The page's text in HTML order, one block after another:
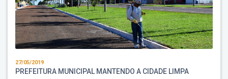
27/05/2019
PREFEITURA MUNICIPAL MANTENDO A CIDADE LIMPA